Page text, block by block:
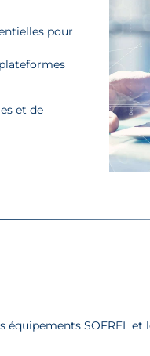
pour
et de
SOFREL et